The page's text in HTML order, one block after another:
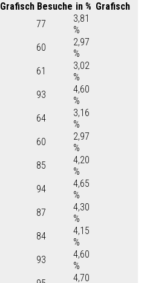
Grafisch Besuche in % Grafisch
77
3,81
%
60
2,97
%
61
3,02
%
93
4,60
%
64
3,16
%
60
2,97
%
85
4,20
%
94
4,65
%
87
4,30
%
84
4,15
%
93
4,60
%
4,70